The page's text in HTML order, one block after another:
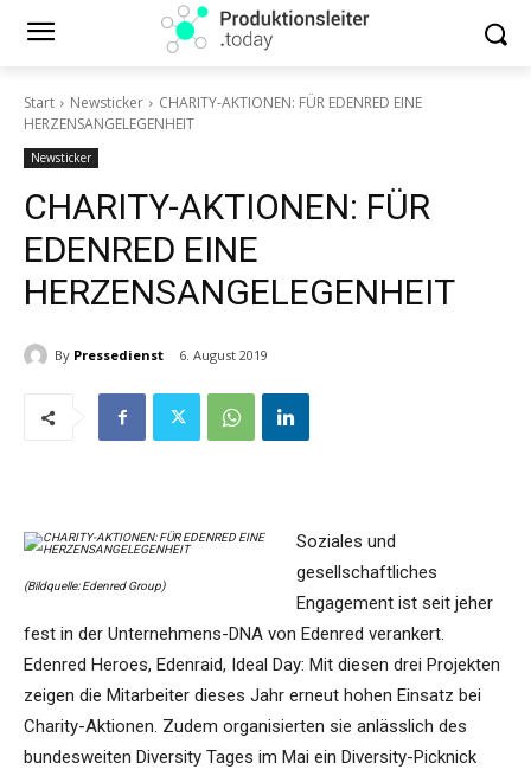
Start Newsticker
CHARITY-AKTIONEN: FÜR EDENRED EINE
HERZENSANGELEGENHEIT
Newsticker
CHARITY-AKTIONEN: FÜR
EDENRED EINE
HERZENSANGELEGENHEIT
By Pressedienst 6. August 2019
(Bildquelle: Edenred Group)
Soziales und
gesellschaftliches
Engagement ist seit jeher
fest in der Unternehmens-DNA von Edenred verankert.
Edenred Heroes, Edenraid, Ideal Day: Mit diesen drei Projekten
zeigen die Mitarbeiter dieses Jahr erneut hohen Einsatz bei
Charity-Aktionen. Zudem organisierten sie anlässlich des
bundesweiten Diversity Tages im Mai ein Diversity-Picknick